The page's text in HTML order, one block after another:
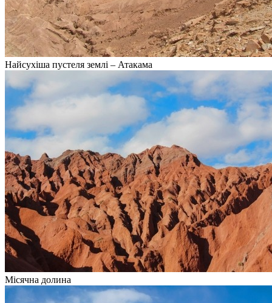
Найсухіша пустеля землі – Атакама
Місячна долина